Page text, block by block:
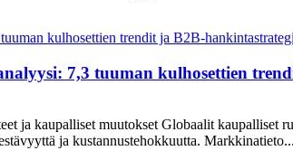
7,3 tuuman kulhosettien
ja kaupalliset muutokset Globaalit kaupalliset
ja kustannustehokkuutta. Markkinatieto...